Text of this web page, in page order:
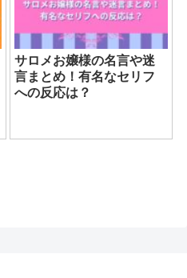
サロメお嬢様の名言や迷
言まとめ！有名なセリフ
への反応は？